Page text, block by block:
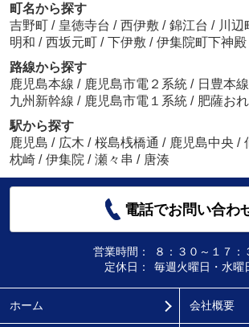
町名から探す
吉野町 / 皇徳寺台 / 西伊敷 / 錦江台 / 川辺
明和 / 西坂元町 / 下伊敷 / 伊集院町下神殿
路線から探す
鹿児島本線 / 鹿児島市電２系統 / 日豊本線
九州新幹線 / 鹿児島市電１系統 / 肥薩お
駅から探す
鹿児島 / 広木 / 桜島桟橋通 / 鹿児島中央 /
枕崎 / 伊集院 / 瀬々串 / 唐湊
電話でお問い合わ
営業時間：
８：３０～１７：
定休日：
毎週火曜日・水曜
ホーム 会社概要